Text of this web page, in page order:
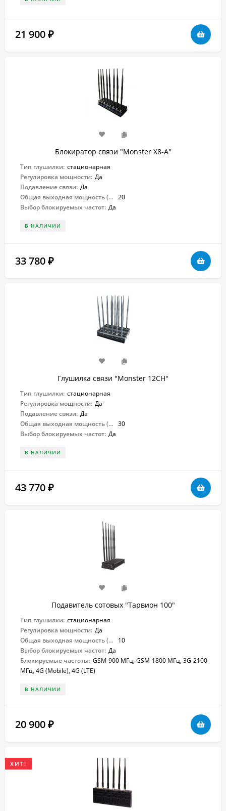
21 900 ₽
Блокиратор связи "Monster X8-A"
Тип глушилки: стационарная
Регулировка мощности: Да
Подавление связи: Да
Общая выходная мощность (Вт): 20
Выбор блокируемых частот: Да
В НАЛИЧИИ
33 780 ₽
Глушилка связи "Monster 12CH"
Тип глушилки: стационарная
Регулировка мощности: Да
Подавление связи: Да
Общая выходная мощность (Вт): 30
Выбор блокируемых частот: Да
В НАЛИЧИИ
43 770 ₽
Подавитель сотовых "Тарвион 100"
Тип глушилки: стационарная
Регулировка мощности: Да
Общая выходная мощность (Вт):
10
Выбор блокируемых частот: Да
Блокируемые частоты: GSM-900 МГц, GSM-1800 МГц, 3G-2100
МГц, 4G (Mobile), 4G (LTE)
В НАЛИЧИИ
20 900 ₽
ХИТ!